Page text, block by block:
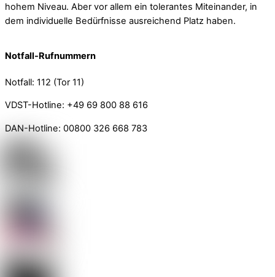
hohem Niveau. Aber vor allem ein tolerantes Miteinander, in
dem individuelle Bedürfnisse ausreichend Platz haben.
Notfall-Rufnummern
Notfall: 112 (Tor 11)
VDST-Hotline: +49 69 800 88 616
DAN-Hotline: 00800 326 668 783